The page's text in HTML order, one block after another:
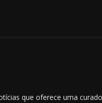
que oferece uma